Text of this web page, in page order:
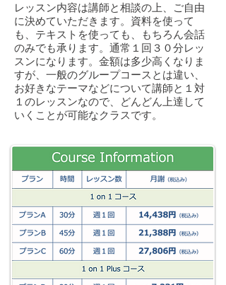
レッスン内容は講師と相談の上、ご自由
に決めていただきます。 資料を使って
も、テキストを使っても、もちろん会話
のみでも承ります。 通常１回３０分レッ
スンになります。 金額は多少高くなりま
すが、一般のグループコースとは違い、
お好きなテーマなどについて講師と１対
１のレッスンなので、どんどん上達して
いく ことが可能なクラスです。